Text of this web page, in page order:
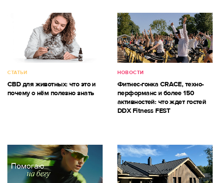
СТАТЬИ
CBD для животных: что это и
почему о нём полезно знать
НОВОСТИ
Фитнес-гонка CRACE, техно-
перформанс и более 150
активностей: что ждет гостей
DDX Fitness FEST